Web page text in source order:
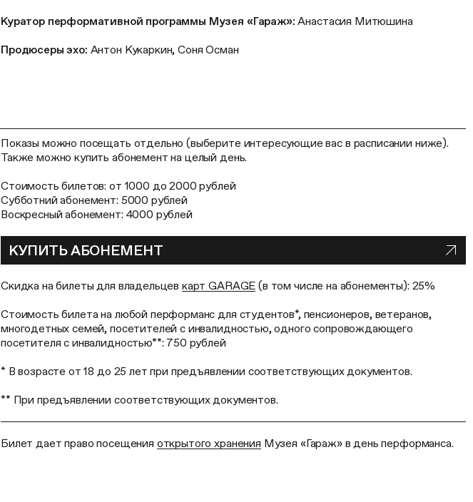
Куратор перформативной программы Музея «Гараж»: Анастасия Митюшина
Продюсеры эхо: Антон Кукаркин, Соня Осман
Показы можно посещать отдельно (выберите интересующие вас в расписании ниже).
Также можно купить абонемент на целый день.
Стоимость билетов: от 1000 до 2000 рублей
Субботний абонемент: 5000 рублей
Воскресный абонемент: 4000 рублей
КУПИТЬ АБОНЕМЕНТ
Скидка на билеты для владельцев карт GARAGE (в том числе на абонементы): 25%
Стоимость билета на любой перформанс для студентов*, пенсионеров, ветеранов,
многодетных семей, посетителей с инвалидностью, одного сопровождающего
посетителя с инвалидностью**: 750 рублей
* В возрасте от 18 до 25 лет при предъявлении соответствующих документов.
** При предъявлении соответствующих документов.
Билет дает право посещения открытого хранения Музея «Гараж» в день перформанса.